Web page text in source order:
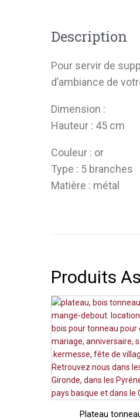
Description
Pour servir de
d’ambiance de
Dimension :
Hauteur : 45 cm
Couleur : or
Type : 5 branches
Matière : métal
Produits
Plateau